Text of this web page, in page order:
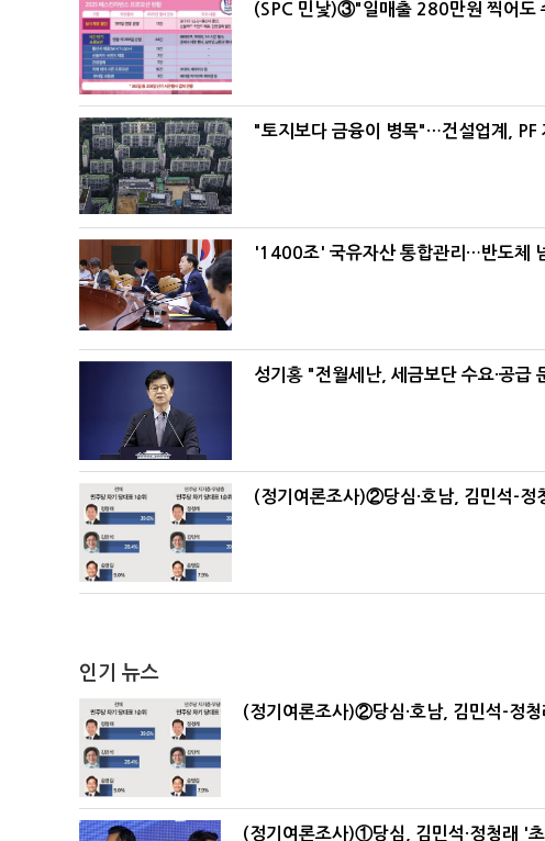
(SPC 민낯)③"일매출 280만원 찍어도
"토지보다 금융이 병목"…건설업계, PF
'1400조' 국유자산 통합관리…반도체
성기홍 "전월세난, 세금보단 수요·공급
(정기여론조사)②당심·호남, 김민석-정
인기 뉴스
(정기여론조사)②당심·호남, 김민석-정
(정기여론조사)①당심, 김민석·정청래 '